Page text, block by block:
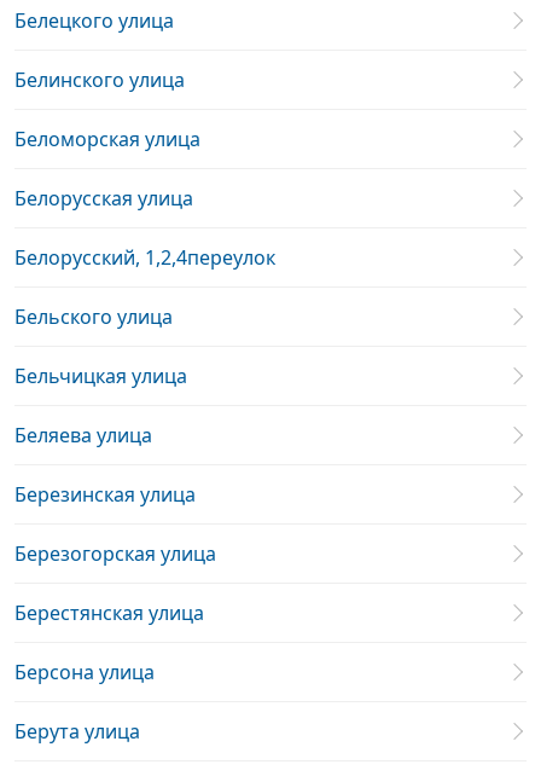
Белецкого улица
Белинского улица
Беломорская улица
Белорусская улица
Белорусский, 1,2,4переулок
Бельского улица
Бельчицкая улица
Беляева улица
Березинская улица
Березогорская улица
Берестянская улица
Берсона улица
Берута улица